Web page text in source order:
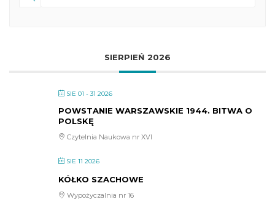
SIERPIEŃ 2026
SIE 01 - 31 2026
POWSTANIE WARSZAWSKIE 1944. BITWA O
POLSKĘ
Czytelnia Naukowa nr XVI
SIE 11 2026
KÓŁKO SZACHOWE
Wypożyczalnia nr 16